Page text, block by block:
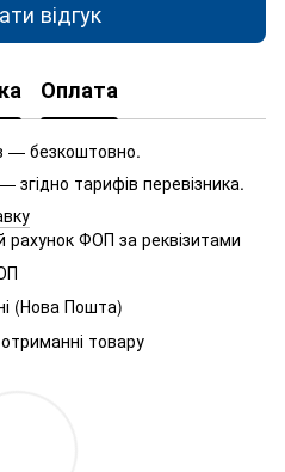
відгук
Оплата
— безкоштовно.
тарифів перевізника.
рахунок ФОП за реквізитами
(Нова Пошта)
товару